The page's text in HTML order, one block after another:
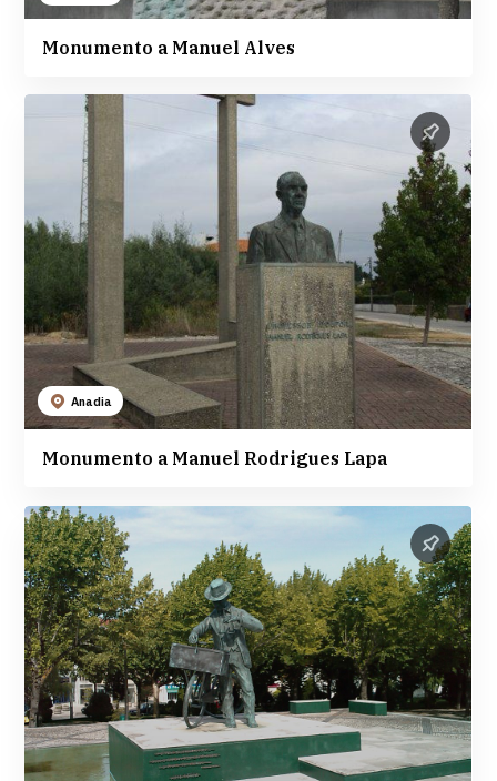
Monumento a Manuel Alves
Anadia
Monumento a Manuel Rodrigues Lapa